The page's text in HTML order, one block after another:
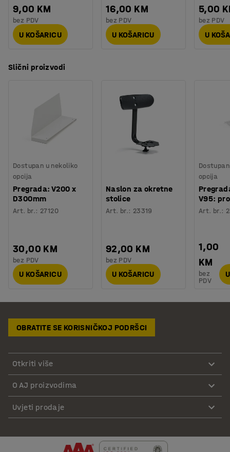
9,00 KM
bez PDV
U KOŠARICU
16,00 KM
bez PDV
U KOŠARICU
5,00
bez PDV
U
Slični proizvodi
Dostupan u nekoliko
opcija
Pregrada: V200 x
D300mm
Art. br.: 27120
30,00 KM
bez PDV
U KOŠARICU
Naslon za okretne
stolice
Art. br.: 23319
92,00 KM
bez PDV
U KOŠARICU
opcija
V95:
Art. br.:
1,00
KM
bez
PDV
OBRATITE SE KORISNIČKOJ PODRŠCI
Otkriti više
O AJ proizvodima
Uvjeti prodaje